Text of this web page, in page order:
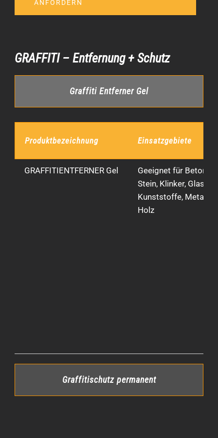
ANFORDERN
GRAFFITI – Entfernung + Schutz
Graffiti Entferner Gel
Produktbezeichnung Einsatzgebiete
GRAFFITIENTFERNER Gel
Geeignet für Beton,
Stein, Klinker, Glas,
Kunststoffe, Metall
Holz
Graffitischutz permanent